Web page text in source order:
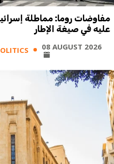
مفاوضات روما: مماطلة
عليه في صيغة الإطار
08 AUGUST 2026